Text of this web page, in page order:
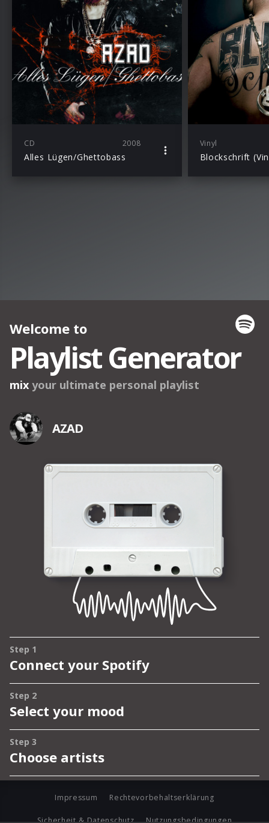
CD 2008
Alles Lügen/Ghettobass
Vinyl
Blockschrift
Impressum Rechtevorbehaltserklärung
Sicherheit & Datenschutz Nutzungsbedingungen